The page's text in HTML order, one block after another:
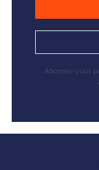
Abonnez-vous